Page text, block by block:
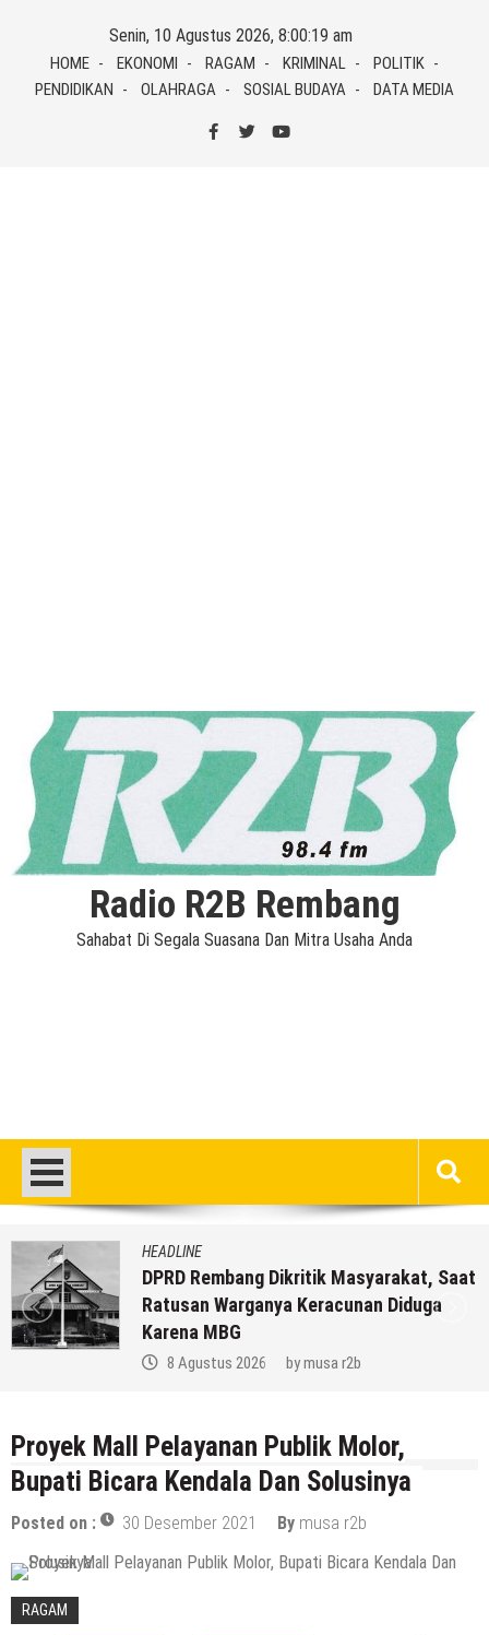
content
Senin, 10 Agustus 2026, 8:00:19 am
HOME EKONOMI RAGAM KRIMINAL
POLITIK
PENDIDIKAN
OLAHRAGA SOSIAL BUDAYA DATA MEDIA
Radio R2B Rembang
Sahabat Di Segala Suasana Dan Mitra Usaha Anda
HEADLINE
DPRD Rembang Dikritik Masyarakat, Saat
Ratusan Warganya Keracunan Diduga
Karena MBG
8 Agustus 2026 bymusa r2b
Proyek Mall Pelayanan Publik Molor,
Bupati Bicara Kendala Dan Solusinya
Posted on : 30 Desember 2021 By musa r2b
RAGAM